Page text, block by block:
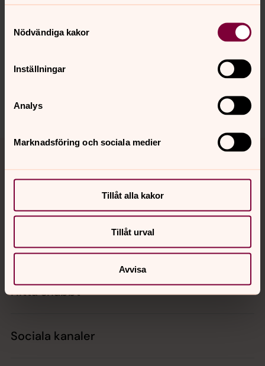
Nödvändiga kakor
Inställningar
Analys
Marknadsföring och sociala medier
Tillåt alla kakor
Tillåt urval
Avvisa
Senast ändrad 6 november 2025
innehåll?
Dela
Tillbaka till toppen
Tillbaka till innehållet
Kalender
Hitta snabbt
Sociala kanaler